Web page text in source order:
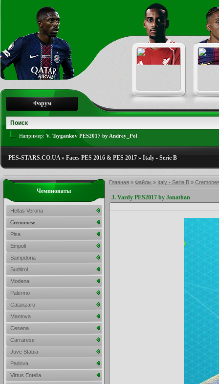
Форум
Например: V. Tsygankov PES2017 by Andrey_Pol
PES-STARS.CO.UA» Faces PES 2016 & PES 2017 » Italy - Serie B
Главная » Файлы » Italy - Serie B »
J. Vardy PES2017 by Jonathan
Чемпионаты
Hellas Verona
Cremonese
Pisa
Empoli
Sampdoria
Sudtirol
Modena
Palermo
Catanzaro
Mantova
Cesena
Carrarese
Juve Stabia
Padova
Virtus Entella